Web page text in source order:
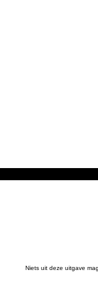
Niets uit deze uitgave